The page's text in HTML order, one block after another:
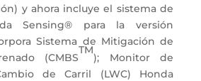
y ahora incluye el sistema de
Sensing® para la versión
Sistema de Mitigación de
(CMBS
TM
); Monitor de
de Carril (LWC) Honda